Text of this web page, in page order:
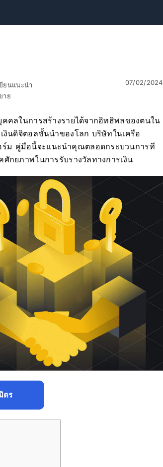
ยนแนะนำ
าย
07/02/2024
คลในการสร้างรายได้จากอิทธิพลของตนใน
นดิจิตอลชั้นนำของโลก บริษัทในเครือ
ม คู่มือนี้จะแนะนำคุณตลอดกระบวนการที
กยภาพในการรับรางวัลทางการเงิน
ตร